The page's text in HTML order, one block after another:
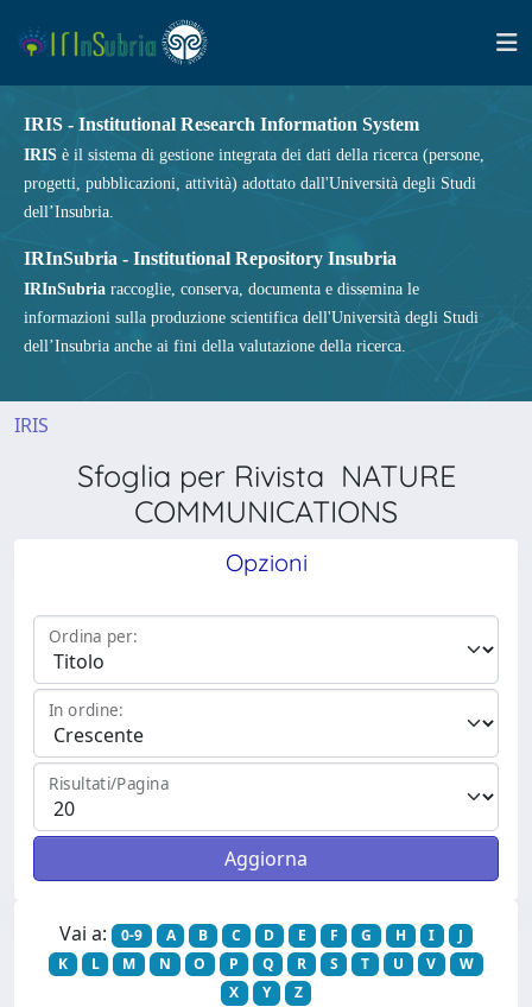
IRIS - Institutional Research Information System
IRIS è il sistema di gestione integrata dei dati della ricerca (persone,
progetti, pubblicazioni, attività) adottato dall'Università degli Studi
dell’Insubria.
IRInSubria - Institutional Repository Insubria
IRInSubria raccoglie, conserva, documenta e dissemina le
informazioni sulla produzione scientifica dell'Università degli Studi
dell’Insubria anche ai fini della valutazione della ricerca.
IRIS
Sfoglia per Rivista NATURE
COMMUNICATIONS
Opzioni
Ordina per:
In ordine:
Risultati/Pagina
Vai a: 0-9 A B C D E F G H I
J
K
L M N O P Q R S T U V
W
X
Y Z